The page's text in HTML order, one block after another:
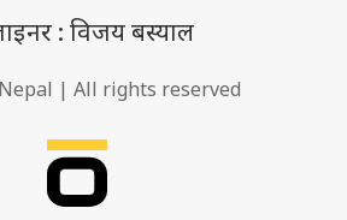
: विजय बस्याल
| All rights reserved